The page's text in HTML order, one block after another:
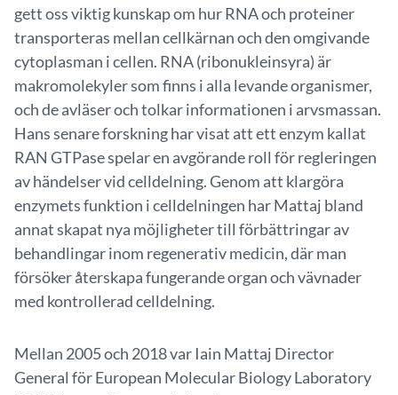
gett oss viktig kunskap om hur RNA och proteiner
transporteras mellan cellkärnan och den omgivande
cytoplasman i cellen. RNA (ribonukleinsyra) är
makromolekyler som finns i alla levande organismer,
och de avläser och tolkar informationen i arvsmassan.
Hans senare forskning har visat att ett enzym kallat
RAN GTPase spelar en avgörande roll för regleringen
av händelser vid celldelning. Genom att klargöra
enzymets funktion i celldelningen har Mattaj bland
annat skapat nya möjligheter till förbättringar av
behandlingar inom regenerativ medicin, där man
försöker återskapa fungerande organ och vävnader
med kontrollerad celldelning.
Mellan 2005 och 2018 var Iain Mattaj Director
General för European Molecular Biology Laboratory